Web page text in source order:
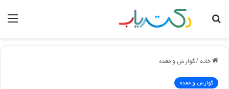
جستجو
خانه /گوارش و معده
گوارش و معده